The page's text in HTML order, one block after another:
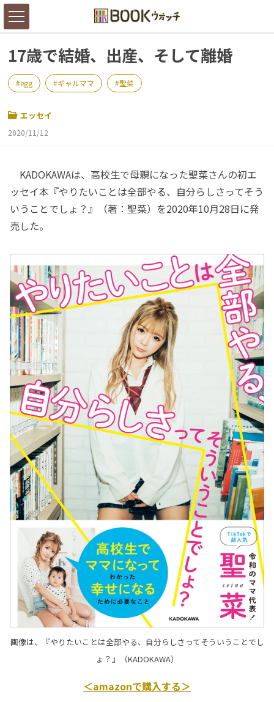
17歳で結婚、出産、そして離婚
egg ギャルママ 聖菜
エッセイ
2020/11/12
KADOKAWAは、高校生で母親になった聖菜さんの初エ
ッセイ本『やりたいことは全部やる、自分らしさってそう
いうことでしょ？』（著：聖菜）を2020年10月28日に発
売した。
画像は、『やりたいことは全部やる、自分らしさってそういうことでし
ょ？』（KADOKAWA）
＜amazonで購入する＞